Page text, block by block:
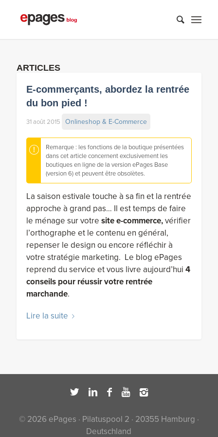
ARTICLES
E-commerçants, abordez la rentrée
du bon pied !
31 août 2015 Onlineshop & E-Commerce
Remarque : les fonctions de la boutique présentées
dans cet article concernent exclusivement les
boutiques en ligne de la version ePages Base
(version 6) et peuvent être obsolètes.
La saison estivale touche à sa fin et la rentrée
approche à grand pas… Il est temps de faire
le ménage sur votre site e-commerce,vérifier
l’orthographe et le contenu en général,
repenser le design ou encore réfléchir à
votre stratégie marketing. Le blog ePages
reprend du service et vous livre aujourd’hui 4
conseils pour réussir votre rentrée
marchande.
Lire la suite
© 2026 ePages · Pilatuspool 2 · 20355 Hamburg ·
Deutschland